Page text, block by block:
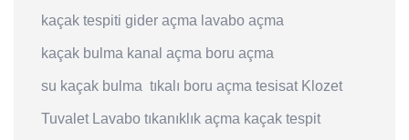
kaçak tespiti gider açma lavabo açma
kaçak bulma kanal açma boru açma
su kaçak bulma tıkalı boru açma tesisat Klozet
Tuvalet Lavabo tıkanıklık açma kaçak tespit